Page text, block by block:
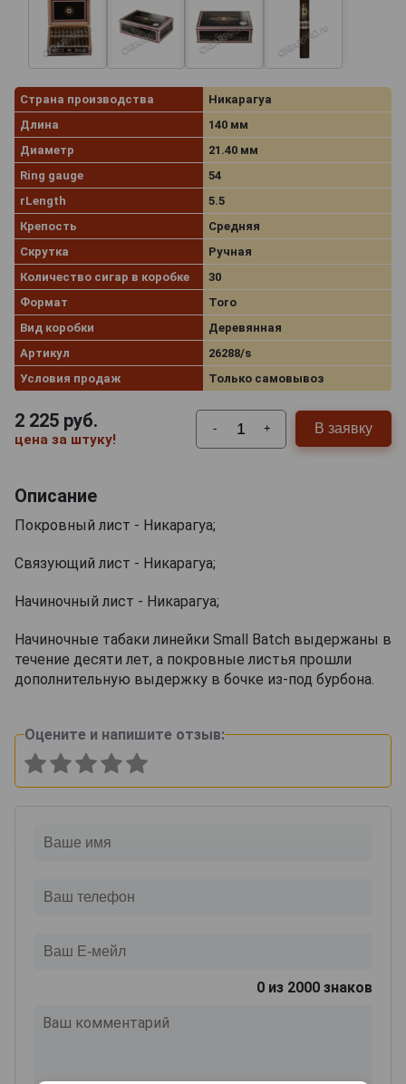
Страна производства
Никарагуа
Длина
140 мм
Диаметр
21.40 мм
Ring gauge
54
rLength
5.5
Крепость
Средняя
Скрутка
Ручная
Количество сигар в коробке
30
Формат
Toro
Вид коробки
Деревянная
Артикул
26288/s
Условия продаж
Только самовывоз
2 225 руб.
цена за штуку!
- + В заявку
Описание
Покровный лист - Никарагуа;
Связующий лист - Никарагуа;
Начиночный лист - Никарагуа;
Начиночные табаки линейки Small Batch выдержаны в
течение десяти лет, а покровные листья прошли
дополнительную выдержку в бочке из-под бурбона.
Оцените и напишите отзыв:
0 из 2000 знаков